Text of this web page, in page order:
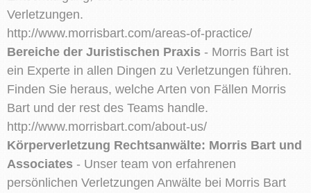
Verletzungen.
http://www.morrisbart.com/areas-of-practice/
Bereiche der Juristischen Praxis - Morris Bart ist
ein Experte in allen Dingen zu Verletzungen führen.
Finden Sie heraus, welche Arten von Fällen Morris
Bart und der rest des Teams handle.
http://www.morrisbart.com/about-us/
Körperverletzung Rechtsanwälte: Morris Bart und
Associates - Unser team von erfahrenen
persönlichen Verletzungen Anwälte bei Morris Bart